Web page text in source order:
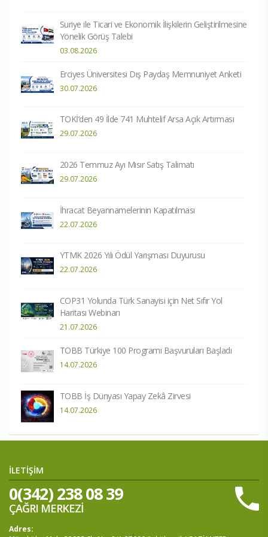
Suriye ile Ticari ve Ekonomik İlişkilerin Geliştirilmesine
Yönelik Görüş Talebi
03.08.2026
Erciyes Üniversitesi Dış Paydaş Memnuniyet Anketi
30.07.2026
TOKİ’den 49 İlde 741 Muhtelif Arsa Açık Artırması
29.07.2026
2026 Temmuz Ayı Mısır Satış Talimatı
29.07.2026
İhracat Beyannamelerinin Kapatılması
22.07.2026
YTMK 2026 Yılı Ödül Yarışması Duyurusu
22.07.2026
COP31 Yolunda Türk Sanayisi için Net Sıfır Yol
Haritası Webinarı
21.07.2026
TOBB Türkiye 100 Programı Başvuruları Başladı
14.07.2026
TOBB İş Dünyası Yapay Zekâ Zirvesi
14.07.2026
İLETİŞİM
0(342) 238 08 39
ÇAĞRI MERKEZİ
Adres: